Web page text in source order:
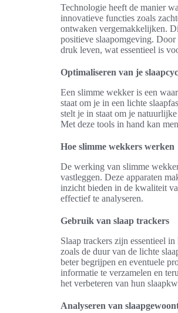
Technologie heeft de manier
innovatieve functies zoals
ontwaken vergemakkelijken.
positieve slaapomgeving. Door
druk leven, wat essentieel is
Optimaliseren van je
Een slimme wekker is een
staat om je in een lichte
stelt je in staat om je
Met deze tools in hand kan
Hoe slimme wekkers werken
De werking van slimme
vastleggen. Deze apparaten
inzicht bieden in de kwaliteit
effectief te analyseren.
Gebruik van slaap trackers
Slaap trackers zijn essentieel
zoals de duur van de lichte
beter begrijpen en eventuele
informatie te verzamelen en
het verbeteren van hun
Analyseren van